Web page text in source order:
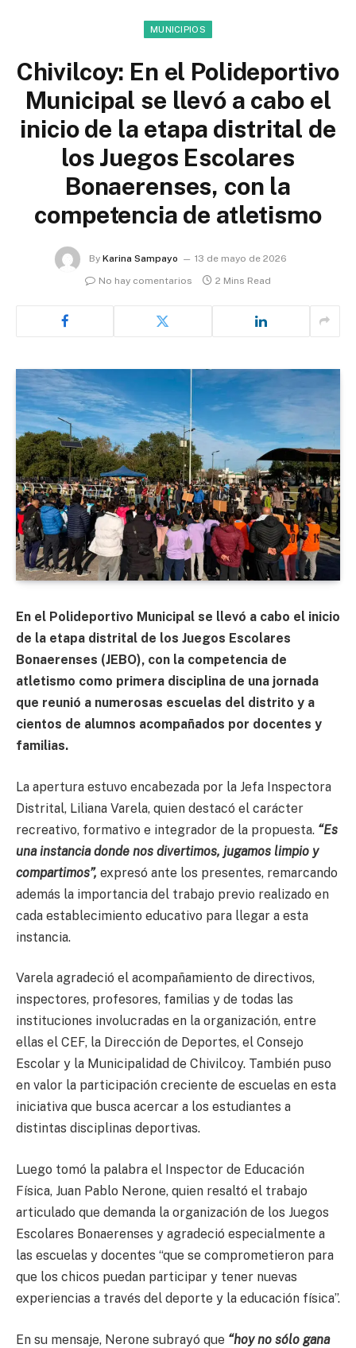
MUNICIPIOS
Chivilcoy: En el Polideportivo
Municipal se llevó a cabo el
inicio de la etapa distrital de
los Juegos Escolares
Bonaerenses, con la
competencia de atletismo
By Karina Sampayo
13 de mayo de 2026
No hay comentarios
2 Mins Read
En el Polideportivo Municipal se llevó a cabo el inicio
de la etapa distrital de los Juegos Escolares
Bonaerenses (JEBO), con la competencia de
atletismo como primera disciplina de una jornada
que reunió a numerosas escuelas del distrito y a
cientos de alumnos acompañados por docentes y
familias.
La apertura estuvo encabezada por la Jefa Inspectora
Distrital, Liliana Varela, quien destacó el carácter
recreativo, formativo e integrador de la propuesta. “Es
una instancia donde nos divertimos, jugamos limpio y
compartimos”, expresó ante los presentes, remarcando
además la importancia del trabajo previo realizado en
cada establecimiento educativo para llegar a esta
instancia.
Varela agradeció el acompañamiento de directivos,
inspectores, profesores, familias y de todas las
instituciones involucradas en la organización, entre
ellas el CEF, la Dirección de Deportes, el Consejo
Escolar y la Municipalidad de Chivilcoy. También puso
en valor la participación creciente de escuelas en esta
iniciativa que busca acercar a los estudiantes a
distintas disciplinas deportivas.
Luego tomó la palabra el Inspector de Educación
Física, Juan Pablo Nerone, quien resaltó el trabajo
articulado que demanda la organización de los Juegos
Escolares Bonaerenses y agradeció especialmente a
las escuelas y docentes “que se comprometieron para
que los chicos puedan participar y tener nuevas
experiencias a través del deporte y la educación física”.
En su mensaje, Nerone subrayó que “hoy no sólo gana